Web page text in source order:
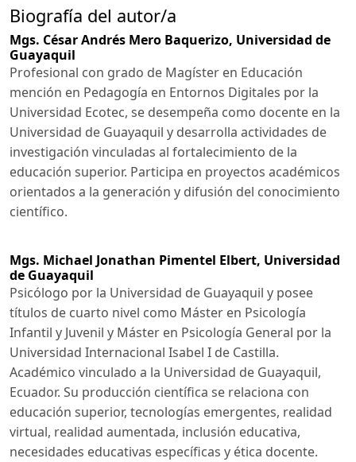
Biografía del autor/a
Mgs. César Andrés Mero Baquerizo, Universidad de
Guayaquil
Profesional con grado de Magíster en Educación
mención en Pedagogía en Entornos Digitales por la
Universidad Ecotec, se desempeña como docente en la
Universidad de Guayaquil y desarrolla actividades de
investigación vinculadas al fortalecimiento de la
educación superior. Participa en proyectos académicos
orientados a la generación y difusión del conocimiento
científico.
Mgs. Michael Jonathan Pimentel Elbert, Universidad
de Guayaquil
Psicólogo por la Universidad de Guayaquil y posee
títulos de cuarto nivel como Máster en Psicología
Infantil y Juvenil y Máster en Psicología General por la
Universidad Internacional Isabel I de Castilla.
Académico vinculado a la Universidad de Guayaquil,
Ecuador. Su producción científica se relaciona con
educación superior, tecnologías emergentes, realidad
virtual, realidad aumentada, inclusión educativa,
necesidades educativas específicas y ética docente.